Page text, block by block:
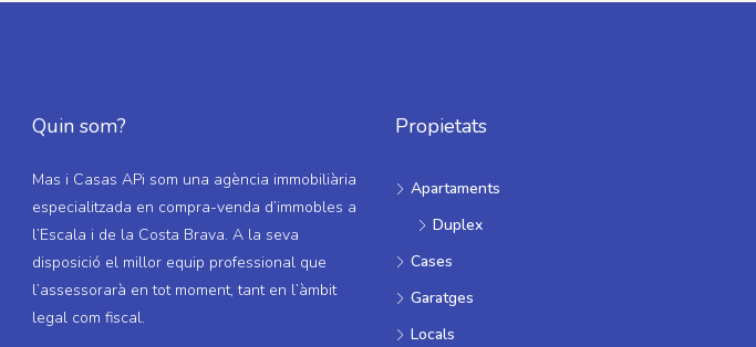
Quin som?
Mas i Casas APi som una agència immobiliària
especialitzada en compra-venda d’immobles a
l’Escala i de la Costa Brava. A la seva
disposició el millor equip professional que
l’assessorarà en tot moment, tant en l’àmbit
legal com fiscal.
Propietats
Apartaments
Duplex
Cases
Garatges
Locals